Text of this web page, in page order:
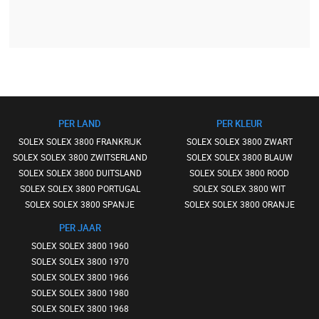
PER LAND
SOLEX SOLEX 3800 FRANKRIJK
SOLEX SOLEX 3800 ZWITSERLAND
SOLEX SOLEX 3800 DUITSLAND
SOLEX SOLEX 3800 PORTUGAL
SOLEX SOLEX 3800 SPANJE
PER JAAR
SOLEX SOLEX 3800 1960
SOLEX SOLEX 3800 1970
SOLEX SOLEX 3800 1966
SOLEX SOLEX 3800 1980
SOLEX SOLEX 3800 1968
PER KLEUR
SOLEX SOLEX 3800 ZWART
SOLEX SOLEX 3800 BLAUW
SOLEX SOLEX 3800 ROOD
SOLEX SOLEX 3800 WIT
SOLEX SOLEX 3800 ORANJE